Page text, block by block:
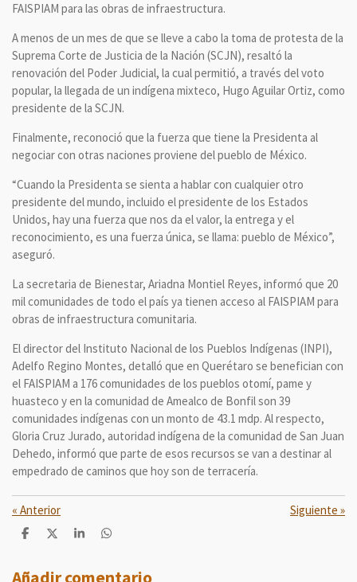
FAISPIAM para las obras de infraestructura.
A menos de un mes de que se lleve a cabo la toma de protesta de la
Suprema Corte de Justicia de la Nación (SCJN), resaltó la
renovación del Poder Judicial, la cual permitió, a través del voto
popular, la llegada de un indígena mixteco, Hugo Aguilar Ortiz, como
presidente de la SCJN.
Finalmente, reconoció que la fuerza que tiene la Presidenta al
negociar con otras naciones proviene del pueblo de México.
“Cuando la Presidenta se sienta a hablar con cualquier otro
presidente del mundo, incluido el presidente de los Estados
Unidos, hay una fuerza que nos da el valor, la entrega y el
reconocimiento, es una fuerza única, se llama: pueblo de México”,
aseguró.
La secretaria de Bienestar, Ariadna Montiel Reyes, informó que 20
mil comunidades de todo el país ya tienen acceso al FAISPIAM para
obras de infraestructura comunitaria.
El director del Instituto Nacional de los Pueblos Indígenas (INPI),
Adelfo Regino Montes, detalló que en Querétaro se benefician con
el FAISPIAM a 176 comunidades de los pueblos otomí, pame y
huasteco y en la comunidad de Amealco de Bonfil son 39
comunidades indígenas con un monto de 43.1 mdp. Al respecto,
Gloria Cruz Jurado, autoridad indígena de la comunidad de San Juan
Dehedo, informó que parte de esos recursos se van a destinar al
empedrado de caminos que hoy son de terracería.
« Anterior Siguiente »
C
p
C
p
C
p
C
p